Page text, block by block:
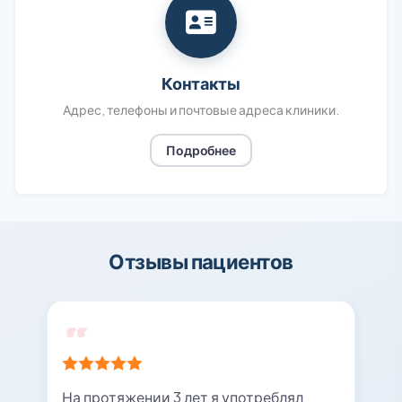
Контакты
Адрес, телефоны и почтовые адреса клиники.
Подробнее
Отзывы пациентов
На протяжении 3 лет я употреблял